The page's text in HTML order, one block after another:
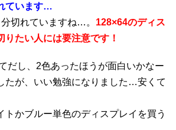
ています…
切れていますね…。 128×64のディス
りたい人には要注意です！
だし、2色あったほうが面白いかなー
たが、いい勉強になりました…安くて
トかブルー単色のディスプレイを買う